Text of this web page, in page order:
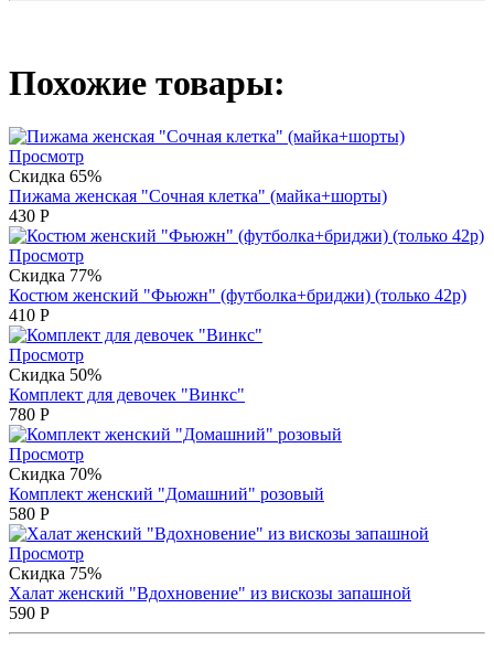
Похожие товары:
Просмотр
Скидка 65%
Пижама женская "Сочная клетка" (майка+шорты)
430 Р
Просмотр
Скидка 77%
Костюм женский "Фьюжн" (футболка+бриджи) (только 42р)
410 Р
Просмотр
Скидка 50%
Комплект для девочек "Винкс"
780 Р
Просмотр
Скидка 70%
Комплект женский "Домашний" розовый
580 Р
Просмотр
Скидка 75%
Халат женский "Вдохновение" из вискозы запашной
590 Р